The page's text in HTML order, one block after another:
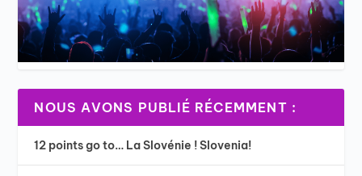
NOUS AVONS PUBLIÉ RÉCEMMENT :
12 points go to… La Slovénie ! Slovenia!